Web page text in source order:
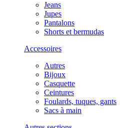
Jeans
Jupes
Pantalons
Shorts et bermudas
Accessoires
Autres
Bijoux
Casquette
Ceintures
Foulards, tuques, gants
Sacs à main